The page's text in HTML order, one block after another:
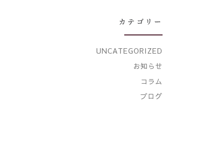
カテゴリー
UNCATEGORIZED
お知らせ
コラム
ブログ